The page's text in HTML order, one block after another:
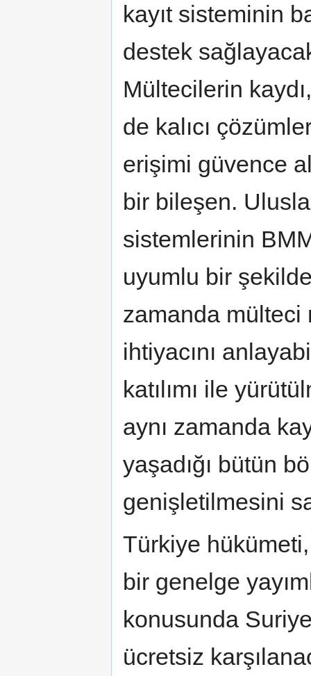
kayıt sisteminin
destek
Mültecilerin
de kalıcı
erişimi güvence
bir bileşen.
sistemlerinin
uyumlu bir
zamanda mülteci
ihtiyacını
katılımı ile
aynı zamanda
yaşadığı bütün
genişletilmesini
Türkiye hükümeti,
bir genelge
konusunda
ücretsiz